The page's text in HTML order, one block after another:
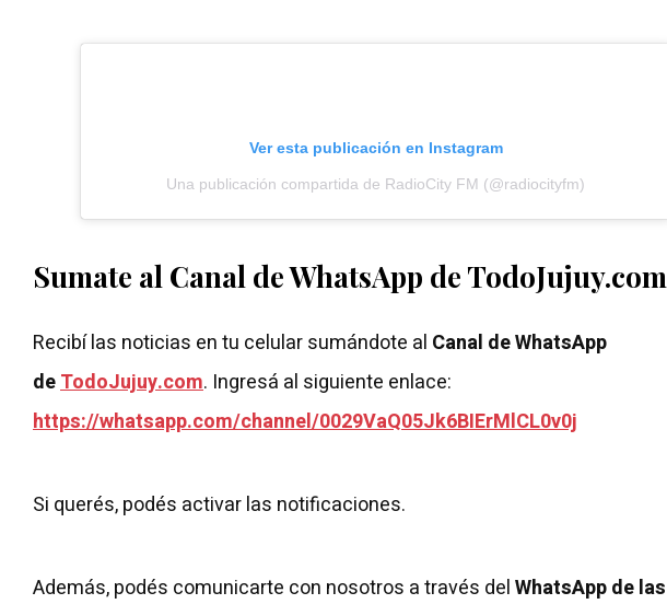
Ver esta publicación en Instagram
Una publicación compartida de RadioCity FM (@radiocityfm)
Sumate al Canal de WhatsApp de TodoJujuy.com
Recibí las noticias en tu celular sumándote al Canal de WhatsApp
deTodoJujuy.com. Ingresá al siguiente enlace:
https://whatsapp.com/channel/0029VaQ05Jk6BIErMlCL0v0j
Si querés, podés activar las notificaciones.
Además, podés comunicarte con nosotros a través delWhatsApp de las